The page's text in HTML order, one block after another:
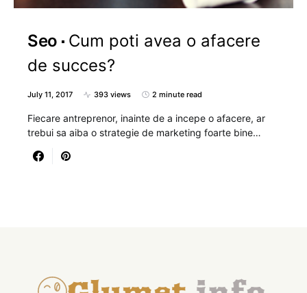
Seo
Cum poti avea o afacere
de succes?
July 11, 2017 393 views 2 minute read
Fiecare antreprenor, inainte de a incepe o afacere, ar
trebui sa aiba o strategie de marketing foarte bine…